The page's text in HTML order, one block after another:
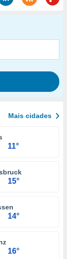
Mais cidades
11°
15°
14°
16°